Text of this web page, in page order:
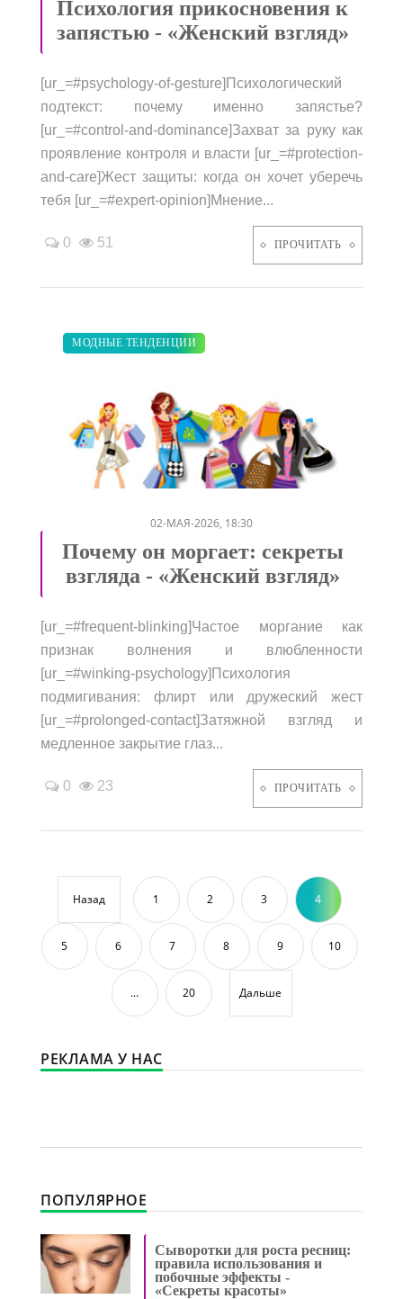
Психология прикосновения к
запястью - «Женский взгляд»
[ur_=#psychology-of-gesture]Психологический
подтекст: почему именно запястье?
[ur_=#control-and-dominance]Захват за руку как
проявление контроля и власти [ur_=#protection-
and-care]Жест защиты: когда он хочет уберечь
тебя [ur_=#expert-opinion]Мнение...
0 51 ПРОЧИТАТЬ
ЗАКУПКИ ПО МОДЕ
ДИЕТА
МОДНЫЕ ТЕНДЕНЦИИ
02-МАЯ-2026, 18:30
Почему он моргает: секреты
взгляда - «Женский взгляд»
[ur_=#frequent-blinking]Частое моргание как
признак волнения и влюбленности
[ur_=#winking-psychology]Психология
подмигивания: флирт или дружеский жест
[ur_=#prolonged-contact]Затяжной взгляд и
медленное закрытие глаз...
0 23 ПРОЧИТАТЬ
Назад 1 2 3 4
5 6 7 8 9 10
... 20 Дальше
РЕКЛАМА У НАС
ПОПУЛЯРНОЕ
Сыворотки для роста ресниц:
правила использования и
побочные эффекты -
«Секреты красоты»